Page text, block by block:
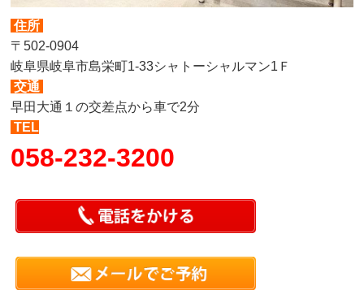
住所
〒502-0904
岐阜県岐阜市島栄町1-33シャトーシャルマン1Ｆ
交通
早田大通１の交差点から車で2分
TEL
058-232-3200